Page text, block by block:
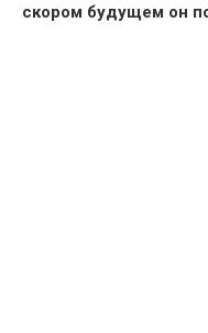
скором будущем он